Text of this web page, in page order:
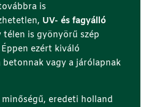
is
UV- és fagyálló
télen is gyönyörű szép
ezért kiváló
vagy a járólapnak
eredeti holland